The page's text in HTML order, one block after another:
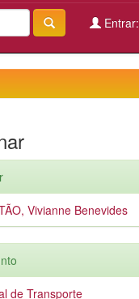
Entrar:
Vivianne Benevides
de Transporte